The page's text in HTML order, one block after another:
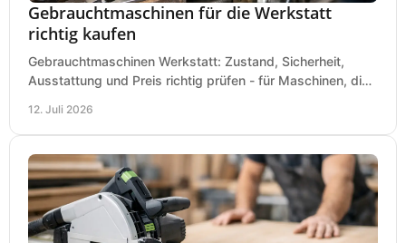
Gebrauchtmaschinen für die Werkstatt
richtig kaufen
Gebrauchtmaschinen Werkstatt: Zustand, Sicherheit,
Ausstattung und Preis richtig prüfen - für Maschinen, die
12. Juli 2026